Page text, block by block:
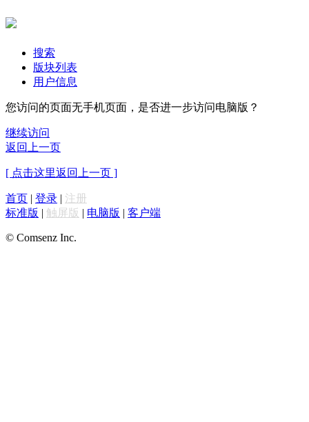
搜索
版块列表
用户信息
您访问的页面无手机页面，是否进一步访问电脑版？
继续访问
返回上一页
[ 点击这里返回上一页 ]
首页 | 登录 | 注册
标准版 | 触屏版 | 电脑版 | 客户端
© Comsenz Inc.